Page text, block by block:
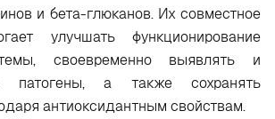
и бета-глюканов. Их совместное
улучшать функционирование
своевременно выявлять и
патогены, а также сохранять
антиоксидантным свойствам.